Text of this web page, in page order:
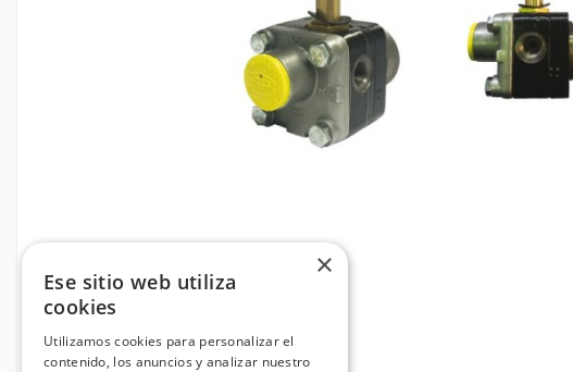
×
Ese sitio web utiliza
cookies
Utilizamos cookies para personalizar el
contenido, los anuncios y analizar nuestro